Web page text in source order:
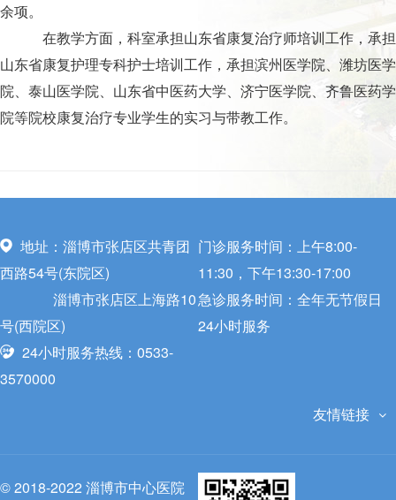
余项。
在教学方面，科室承担山东省康复治疗师培训工作，承担
山东省康复护理专科护士培训工作，承担滨州医学院、潍坊医学
院、泰山医学院、山东省中医药大学、济宁医学院、齐鲁医药学
院等院校康复治疗专业学生的实习与带教工作。
地址：淄博市张店区共青团
西路54号(东院区)
淄博市张店区上海路10
号(西院区)
24小时服务热线：0533-
3570000
门诊服务时间：上午8:00-
11:30，下午13:30-17:00
急诊服务时间：全年无节假日
24小时服务
友情链接
© 2018-2022 淄博市中心医院